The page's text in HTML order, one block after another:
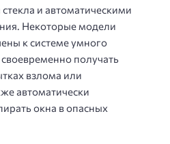
и автоматическими
Некоторые модели
к системе умного
получать
взлома или
автоматически
окна в опасных